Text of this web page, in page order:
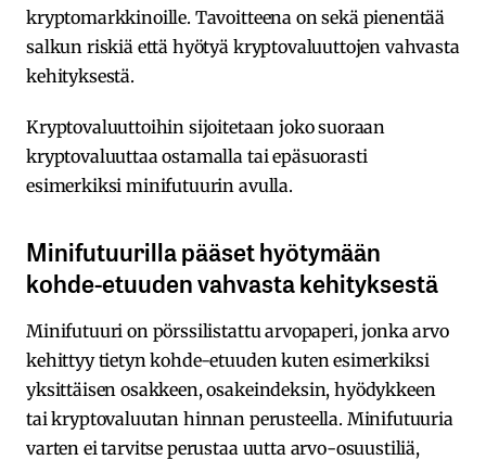
kryptomarkkinoille. Tavoitteena on sekä pienentää
salkun riskiä että hyötyä kryptovaluuttojen vahvasta
kehityksestä.
Kryptovaluuttoihin sijoitetaan joko suoraan
kryptovaluuttaa ostamalla tai epäsuorasti
esimerkiksi minifutuurin avulla.
Minifutuurilla pääset hyötymään
kohde-etuuden vahvasta kehityksestä
Minifutuuri on pörssilistattu arvopaperi, jonka arvo
kehittyy tietyn kohde-etuuden kuten esimerkiksi
yksittäisen osakkeen, osakeindeksin, hyödykkeen
tai kryptovaluutan hinnan perusteella. Minifutuuria
varten ei tarvitse perustaa uutta arvo-osuustiliä,